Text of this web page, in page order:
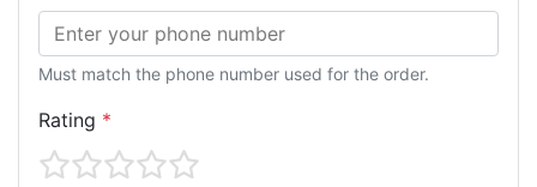
Must match the phone number used for the order.
Rating *